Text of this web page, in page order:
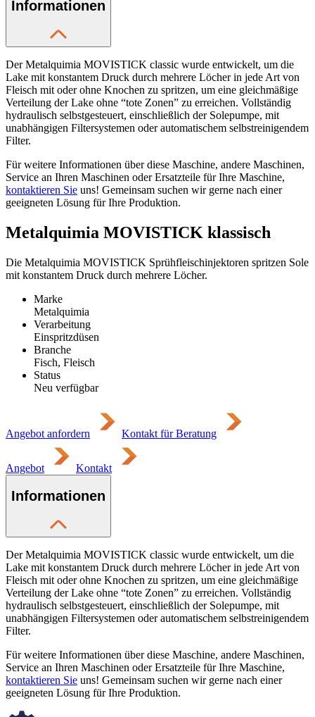
Informationen
Der Metalquimia MOVISTICK classic wurde entwickelt, um die
Lake mit konstantem Druck durch mehrere Löcher in jede Art von
Fleisch mit oder ohne Knochen zu spritzen, um eine gleichmäßige
Verteilung der Lake ohne “tote Zonen” zu erreichen. Vollständig
hydraulisch selbstgesteuert, einschließlich der Solepumpe, mit
unabhängigen Filtersystemen oder automatischem selbstreinigendem
Filter.
Für weitere Informationen über diese Maschine, andere Maschinen,
Service an Ihren Maschinen oder Ersatzteile für Ihre Maschine,
kontaktieren Sie uns! Gemeinsam suchen wir gerne nach einer
geeigneten Lösung für Ihre Produktion.
Metalquimia MOVISTICK klassisch
Die Metalquimia MOVISTICK Sprühfleischinjektoren spritzen Sole
mit konstantem Druck durch mehrere Löcher.
Marke
Metalquimia
Verarbeitung
Einspritzdüsen
Branche
Fisch, Fleisch
Status
Neu verfügbar
Angebot anfordern Kontakt für Beratung
Angebot Kontakt
Informationen
Der Metalquimia MOVISTICK classic wurde entwickelt, um die
Lake mit konstantem Druck durch mehrere Löcher in jede Art von
Fleisch mit oder ohne Knochen zu spritzen, um eine gleichmäßige
Verteilung der Lake ohne “tote Zonen” zu erreichen. Vollständig
hydraulisch selbstgesteuert, einschließlich der Solepumpe, mit
unabhängigen Filtersystemen oder automatischem selbstreinigendem
Filter.
Für weitere Informationen über diese Maschine, andere Maschinen,
Service an Ihren Maschinen oder Ersatzteile für Ihre Maschine,
kontaktieren Sie uns! Gemeinsam suchen wir gerne nach einer
geeigneten Lösung für Ihre Produktion.